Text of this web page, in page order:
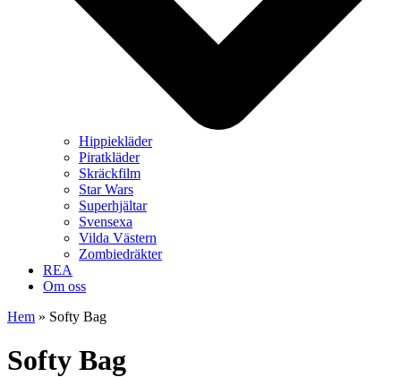
Hippiekläder
Piratkläder
Skräckfilm
Star Wars
Superhjältar
Svensexa
Vilda Västern
Zombiedräkter
REA
Om oss
Hem » Softy Bag
Softy Bag